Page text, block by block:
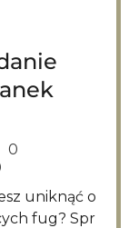
0
fug? Spr